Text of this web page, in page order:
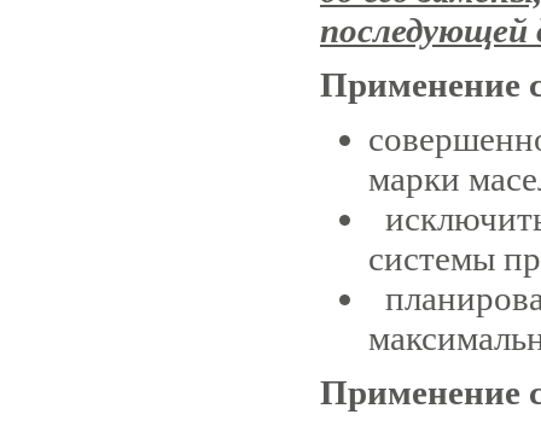
последующей
Применение
марки
системы
Применение